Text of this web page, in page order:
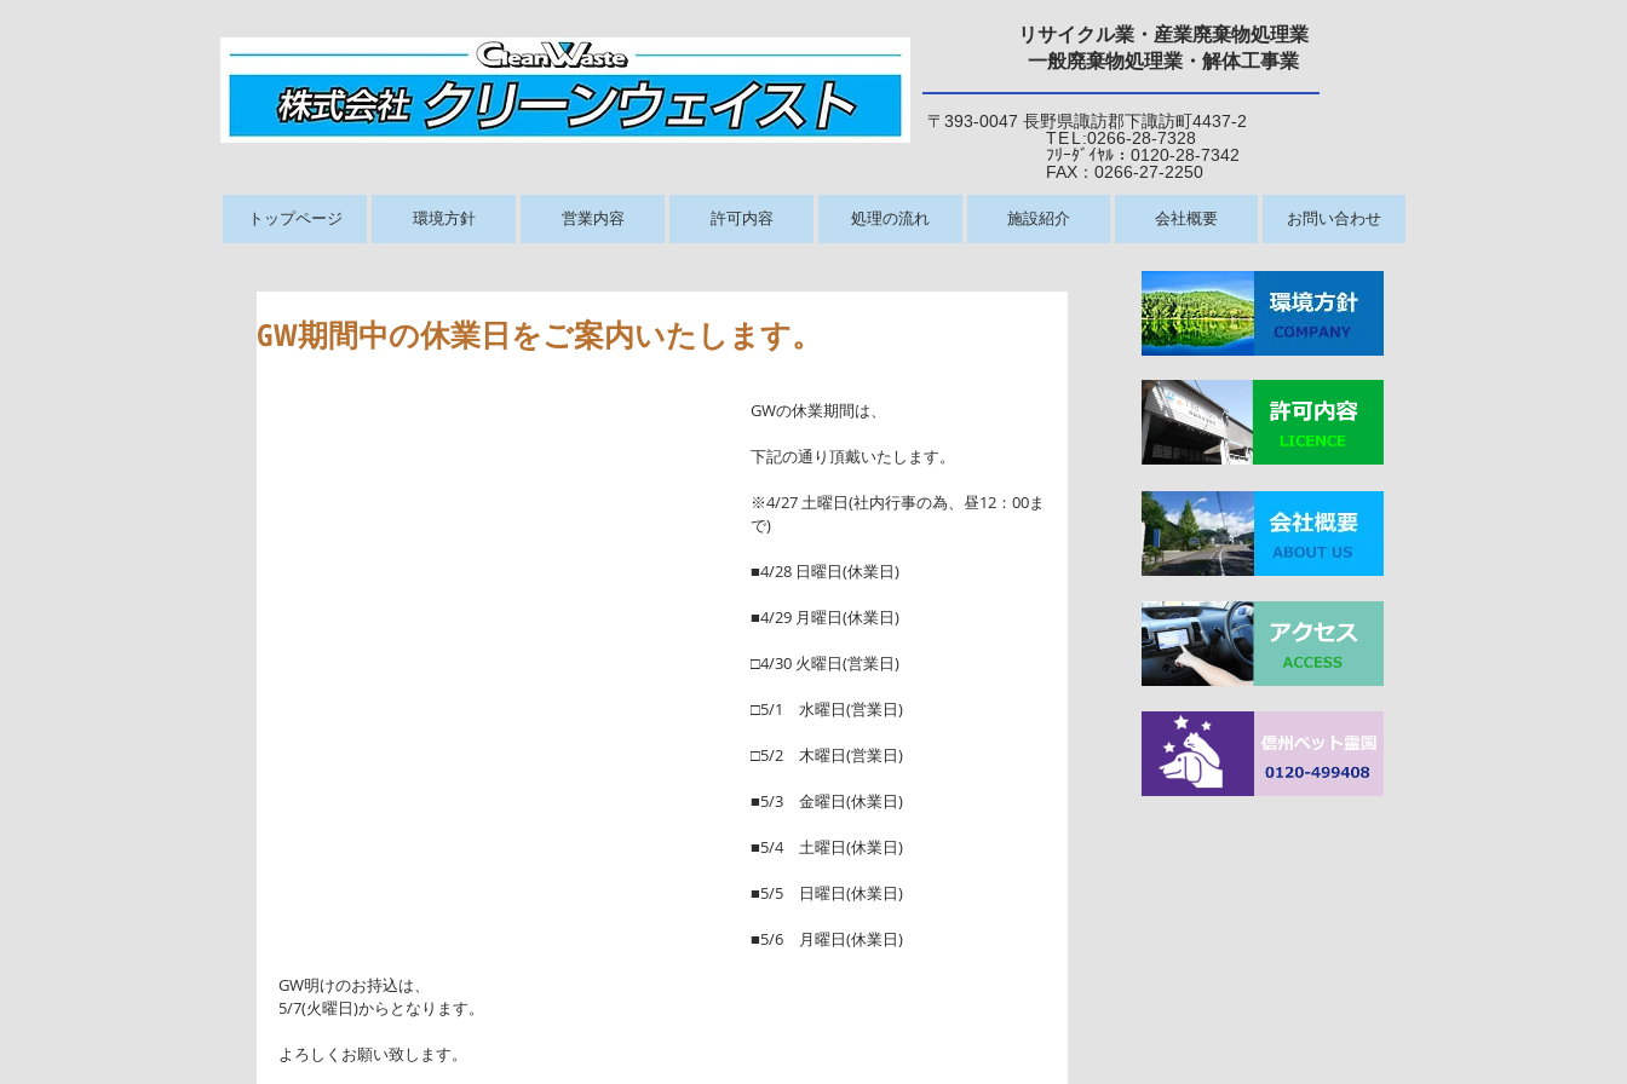
リサイクル業・産業廃棄物処理業
一般廃棄物処理業・解体工事業
〒393-0047 長野県諏訪郡下諏訪町4437-2
TEL :0266-28-7328
ﾌﾘｰﾀﾞｲﾔﾙ：0120-28-7342
​ FAX：0266-27-2250
トップページ 環境方針 営業内容 許可内容 処理の流れ 施設紹介 会社概要 お問い合わせ
GW期間中の休業日をご案内いたします。
GWの休業期間は、
下記の通り頂戴いたします。
※4/27 土曜日(社内行事の為、昼12：00ま
で)
■4/28 日曜日(休業日)
■4/29 月曜日(休業日)
□4/30 火曜日(営業日)
□5/1　水曜日(営業日)
□5/2　木曜日(営業日)
■5/3　金曜日(休業日)
■5/4　土曜日(休業日)
■5/5　日曜日(休業日)
■5/6　月曜日(休業日)
GW明けのお持込は、
5/7(火曜日)からとなります。
よろしくお願い致します。